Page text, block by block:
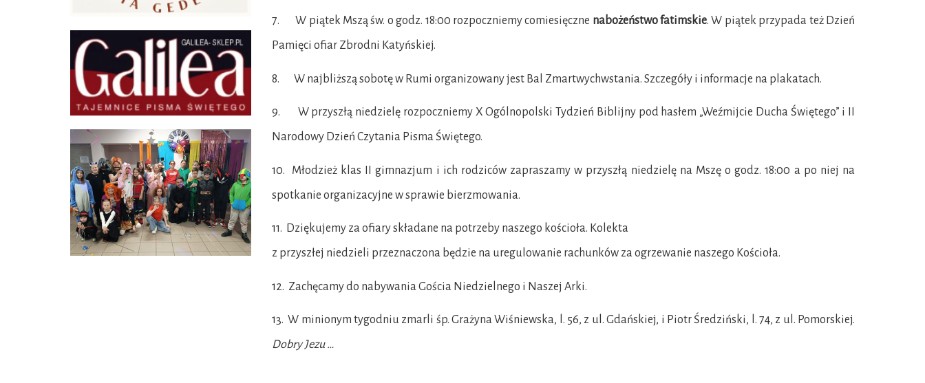
7. W piątek Mszą św. o godz. 18:00 rozpoczniemy comiesięczne nabożeństwo fatimskie. W piątek przypada też Dzień
Pamięci ofiar Zbrodni Katyńskiej.
8. W najbliższą sobotę w Rumi organizowany jest Bal Zmartwychwstania. Szczegóły i informacje na plakatach.
9. W przyszłą niedzielę rozpoczniemy X Ogólnopolski Tydzień Biblijny pod hasłem „Weźmijcie Ducha Świętego” i II
Narodowy Dzień Czytania Pisma Świętego.
10. Młodzież klas II gimnazjum i ich rodziców zapraszamy w przyszłą niedzielę na Mszę o godz. 18:00 a po niej na
spotkanie organizacyjne w sprawie bierzmowania.
11. Dziękujemy za ofiary składane na potrzeby naszego kościoła. Kolekta
z przyszłej niedzieli przeznaczona będzie na uregulowanie rachunków za ogrzewanie naszego Kościoła.
12. Zachęcamy do nabywania Gościa Niedzielnego i Naszej Arki.
13. W minionym tygodniu zmarli śp. Grażyna Wiśniewska, l. 56, z ul. Gdańskiej, i Piotr Średziński, l. 74, z ul. Pomorskiej.
Dobry Jezu …